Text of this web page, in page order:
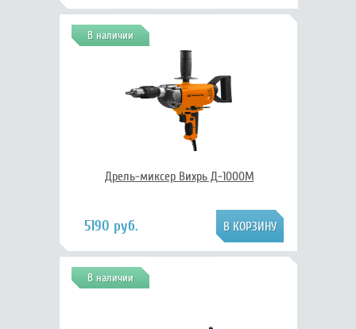
В наличии
Дрель-миксер Вихрь Д-1000М
5190 руб.
В наличии